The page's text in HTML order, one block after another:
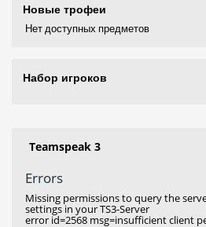
Новые трофеи
Нет доступных предметов
Набор игроков
Teamspeak 3
Errors
Missing permissions to query the
settings in your TS3-Server
error id=2568 msg=insufficient client